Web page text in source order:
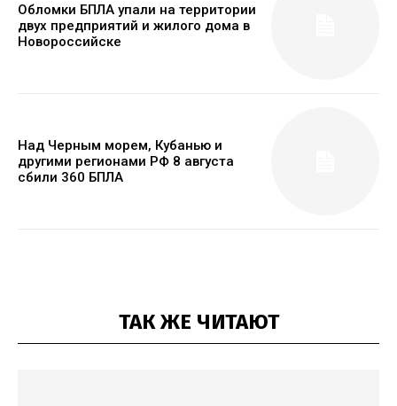
Обломки БПЛА упали на территории
двух предприятий и жилого дома в
Новороссийске
Над Черным морем, Кубанью и
другими регионами РФ 8 августа
сбили 360 БПЛА
ТАК ЖЕ ЧИТАЮТ